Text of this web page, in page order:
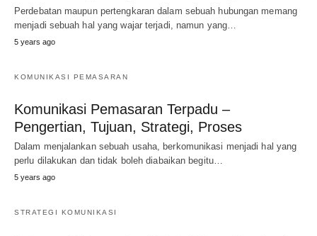
Perdebatan maupun pertengkaran dalam sebuah hubungan memang
menjadi sebuah hal yang wajar terjadi, namun yang…
5 years ago
KOMUNIKASI PEMASARAN
Komunikasi Pemasaran Terpadu –
Pengertian, Tujuan, Strategi, Proses
Dalam menjalankan sebuah usaha, berkomunikasi menjadi hal yang
perlu dilakukan dan tidak boleh diabaikan begitu…
5 years ago
STRATEGI KOMUNIKASI